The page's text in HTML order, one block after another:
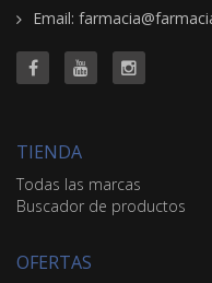
Email:
TIENDA
Todas las marcas
Buscador de productos
OFERTAS